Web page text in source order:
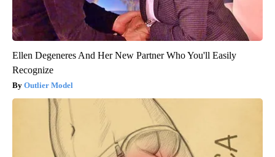
Ellen Degeneres And Her New Partner Who You'll Easily
Recognize
Outlier Model